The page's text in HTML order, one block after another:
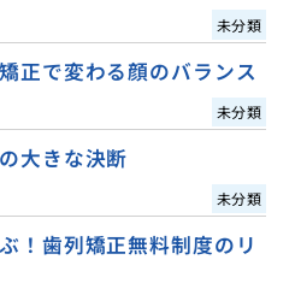
未分類
正で変わる顔のバランス
未分類
大きな決断
未分類
！歯列矯正無料制度のリ